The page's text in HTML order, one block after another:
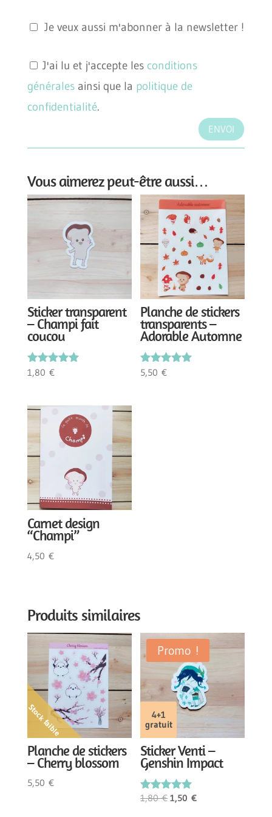
Je veux aussi m'abonner à la newsletter !
J'ai lu et j'accepte les conditions
généralesainsi que la politique de
confidentialité.
ENVOI
Vous aimerez peut-être aussi…
Sticker transparent
– Champi fait
coucou
Note
1,80 €
Planche de stickers
transparents –
Adorable Automne
Note
5,50€
Carnet design
“Champi”
4,50 €
Produits similaires
Stock faible
Planche de stickers
– Cherry blossom
5,50 €
Promo !
4+1
gratuit
Sticker Venti –
Genshin Impact
Note
1,80€ Le
1,50€Le